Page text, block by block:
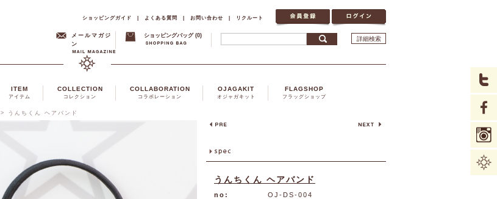
ショッピングガイド | よくある質問 | お問い合わせ | リクルート
メールマガジ
ン
ショッピングバッグ (0) 詳細検索
ITEM
アイテム
COLLECTION
コレクション
COLLABORATION
コラボレーション
OJAGAKIT
オジャガキット
FLAGSHOP
フラッグショップ
> うんちくん ヘアバンド
うんちくん ヘアバンド
no:
OJ-DS-004